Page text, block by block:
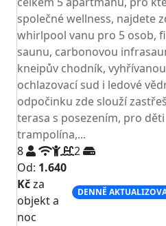
společné wellness, najdete
whirlpool vanu pro 5 osob,
saunu, carbonovou
kneipův chodník,
ochlazovací sud i ledové
odpočinku zde slouží
terasa s posezením, pro děti
trampolína,...
8
2
Od: 1.640
Kčza
objekt a
noc
DENNĚ